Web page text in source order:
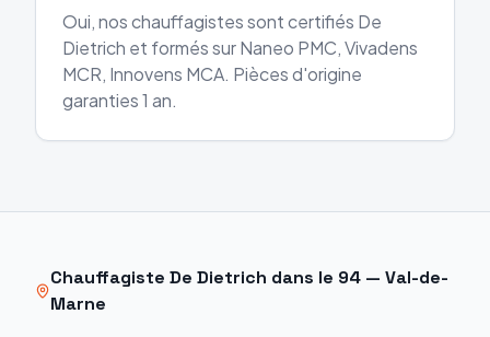
Oui, nos chauffagistes sont certifiés De
Dietrich et formés sur Naneo PMC, Vivadens
MCR, Innovens MCA. Pièces d'origine
garanties 1 an.
ChauffagisteDe Dietrich dans le 94 —Val-de-
Marne